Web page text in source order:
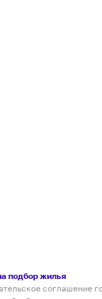
подбор жилья
соглашение